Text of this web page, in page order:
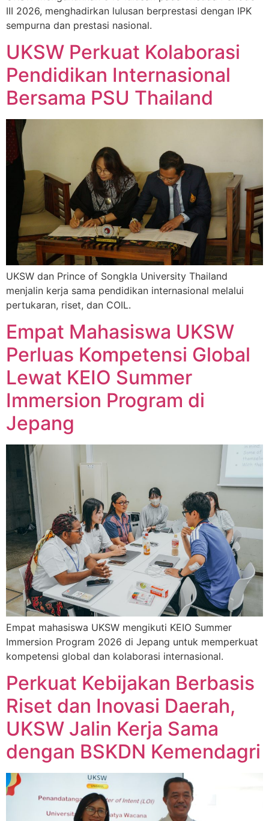
III 2026, menghadirkan lulusan berprestasi dengan IPK
sempurna dan prestasi nasional.
UKSW Perkuat Kolaborasi
Pendidikan Internasional
Bersama PSU Thailand
UKSW dan Prince of Songkla University Thailand
menjalin kerja sama pendidikan internasional melalui
pertukaran, riset, dan COIL.
Empat Mahasiswa UKSW
Perluas Kompetensi Global
Lewat KEIO Summer
Immersion Program di
Jepang
Empat mahasiswa UKSW mengikuti KEIO Summer
Immersion Program 2026 di Jepang untuk memperkuat
kompetensi global dan kolaborasi internasional.
Perkuat Kebijakan Berbasis
Riset dan Inovasi Daerah,
UKSW Jalin Kerja Sama
dengan BSKDN Kemendagri